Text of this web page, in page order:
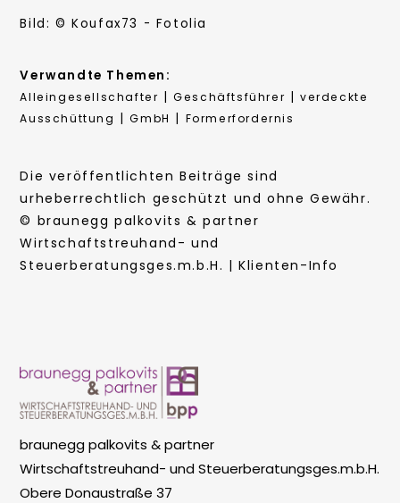
Bild: © Koufax73 - Fotolia
Verwandte Themen:
Alleingesellschafter |Geschäftsführer |verdeckte
Ausschüttung |GmbH | Formerfordernis
Die veröffentlichten Beiträge sind
urheberrechtlich geschützt und ohne Gewähr.
© braunegg palkovits & partner
Wirtschaftstreuhand- und
Steuerberatungsges.m.b.H. | Klienten-Info
braunegg palkovits & partner
Wirtschaftstreuhand- und Steuerberatungsges.m.b.H.
Obere Donaustraße 37